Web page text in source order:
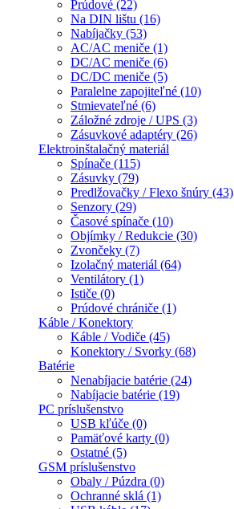
Prúdové (22)
Na DIN lištu (16)
Nabíjačky (53)
AC/AC meniče (1)
DC/AC meniče (6)
DC/DC meniče (5)
Paralelne zapojiteľné (10)
Stmievateľné (6)
Záložné zdroje / UPS (3)
Zásuvkové adaptéry (26)
Elektroinštalačný materiál
Spínače (115)
Zásuvky (79)
Predlžovačky / Flexo šnúry (43)
Senzory (29)
Časové spínače (10)
Objímky / Redukcie (30)
Zvončeky (7)
Izolačný materiál (64)
Ventilátory (1)
Ističe (0)
Prúdové chrániče (1)
Káble / Konektory
Káble / Vodiče (45)
Konektory / Svorky (68)
Batérie
Nenabíjacie batérie (24)
Nabíjacie batérie (19)
PC príslušenstvo
USB kľúče (0)
Pamäťové karty (0)
Ostatné (5)
GSM príslušenstvo
Obaly / Púzdra (0)
Ochranné sklá (1)